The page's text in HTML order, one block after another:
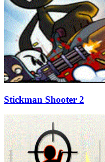
Stickman Shooter 2